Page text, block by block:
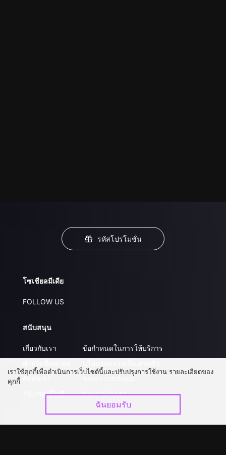
รหัสโปรโมชั่น
โซเชียลมีเดีย
FOLLOW US
สนับสนุน
เกี่ยวกับเรา
ติดต่อเรา
อัปเกรด วีไอพี
ข้อกำหนดในการให้บริการ
ส่งผลงานของคุณ
ร่วมงานกับเรา
เราใช้คุกกี้เพื่อดำเนินการเว็บไซต์นี้และปรับปรุงการใช้งาน รายละเอียดของ
คุกกี้
ฉันยอมรับ